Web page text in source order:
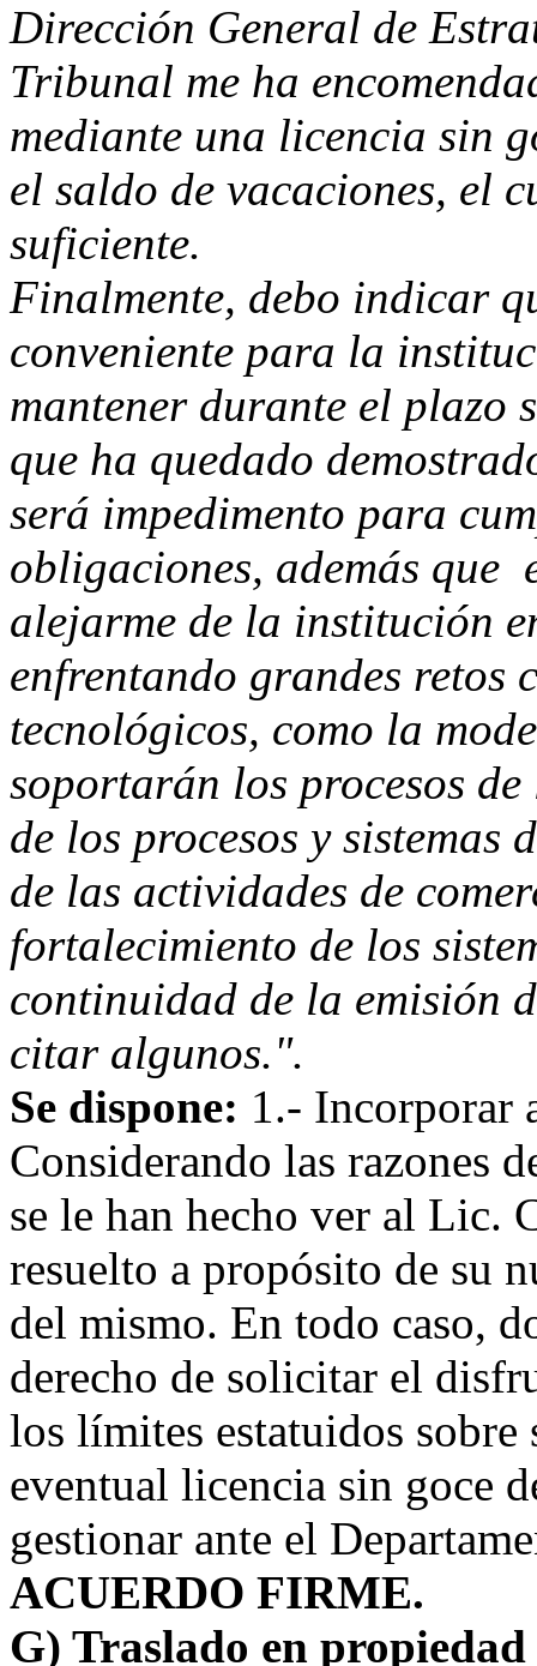
Dirección General de
Tribunal me ha
mediante una licencia sin
el saldo de vacaciones, el
suficiente.
Finalmente, debo indicar
conveniente para la
mantener durante el
que ha quedado
será impedimento para
obligaciones, además que
alejarme de la institución
enfrentando grandes retos
tecnológicos, como la
soportarán los procesos
de los procesos y
de las actividades de
fortalecimiento de los
continuidad de la emisión
citar algunos.".
Se dispone: 1.- Incorporar
Considerando las razones
se le han hecho ver al Lic.
resuelto a propósito de su
del mismo. En todo caso,
derecho de solicitar el
los límites estatuidos
eventual licencia sin goce
gestionar ante el
ACUERDO FIRME.
G) Traslado en